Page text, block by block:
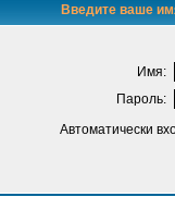
Введите ваше
Имя:
Пароль:
Автоматически